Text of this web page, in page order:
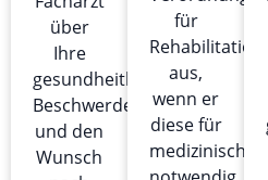
über
Ihre
gesundheitlichen
Beschwerden
und den
Wunsch
für
aus,
wenn er
diese für
medizinisch